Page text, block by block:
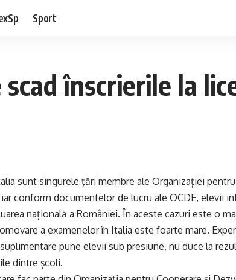
Sport
înscrierile la
sunt singurele țări membre ale Organizației
conform documentelor de lucru ale OCDE, elevii
națională a României. În aceste cazuri este o
a examenelor în Italia este foarte mare.
pune elevii sub presiune, nu duce la
dintre școli.